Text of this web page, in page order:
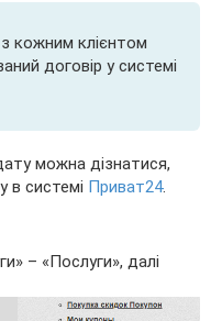
кожним клієнтом
договір у системі
можна дізнатися,
в системі Приват24.
– «Послуги», далі